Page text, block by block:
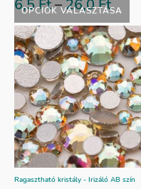
OPCIÓK VÁLASZTÁSA
6,5Ft–26,0Ft
Ragasztható kristály - Irizáló AB szín